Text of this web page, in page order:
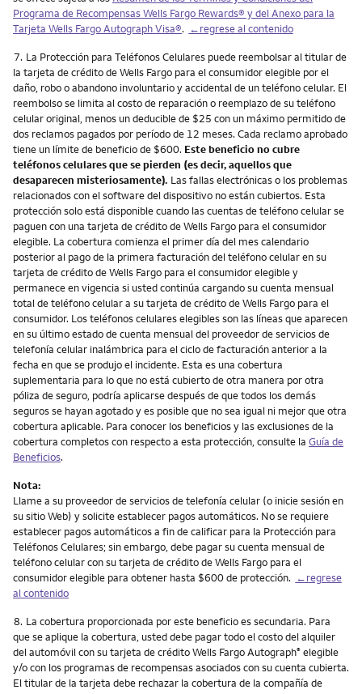
Programa de Recompensas Wells Fargo Rewards® y del Anexo para la
Tarjeta Wells Fargo Autograph Visa®. ←regrese al contenido
Nota
7. La Protección para Teléfonos Celulares puede reembolsar al titular de
la tarjeta de crédito de Wells Fargo para el consumidor elegible por el
daño, robo o abandono involuntario y accidental de un teléfono celular. El
reembolso se limita al costo de reparación o reemplazo de su teléfono
celular original, menos un deducible de $25 con un máximo permitido de
dos reclamos pagados por período de 12 meses. Cada reclamo aprobado
tiene un límite de beneficio de $600. Este beneficio no cubre
teléfonos celulares que se pierden (es decir, aquellos que
desaparecen misteriosamente). Las fallas electrónicas o los problemas
relacionados con el software del dispositivo no están cubiertos. Esta
protección solo está disponible cuando las cuentas de teléfono celular se
paguen con una tarjeta de crédito de Wells Fargo para el consumidor
elegible. La cobertura comienza el primer día del mes calendario
posterior al pago de la primera facturación del teléfono celular en su
tarjeta de crédito de Wells Fargo para el consumidor elegible y
permanece en vigencia si usted continúa cargando su cuenta mensual
total de teléfono celular a su tarjeta de crédito de Wells Fargo para el
consumidor. Los teléfonos celulares elegibles son las líneas que aparecen
en su último estado de cuenta mensual del proveedor de servicios de
telefonía celular inalámbrica para el ciclo de facturación anterior a la
fecha en que se produjo el incidente. Esta es una cobertura
suplementaria para lo que no está cubierto de otra manera por otra
póliza de seguro, podría aplicarse después de que todos los demás
seguros se hayan agotado y es posible que no sea igual ni mejor que otra
cobertura aplicable. Para conocer los beneficios y las exclusiones de la
cobertura completos con respecto a esta protección, consulte la Guía de
Beneficios.
Nota:
Llame a su proveedor de servicios de telefonía celular (o inicie sesión en
su sitio Web) y solicite establecer pagos automáticos. No se requiere
establecer pagos automáticos a fin de calificar para la Protección para
Teléfonos Celulares; sin embargo, debe pagar su cuenta mensual de
teléfono celular con su tarjeta de crédito de Wells Fargo para el
consumidor elegible para obtener hasta $600 de protección. ←regrese
al contenido
Nota
8. La cobertura proporcionada por este beneficio es secundaria. Para
que se aplique la cobertura, usted debe pagar todo el costo del alquiler
del automóvil con su tarjeta de crédito Wells Fargo Autograph® elegible
y/o con los programas de recompensas asociados con su cuenta cubierta.
El titular de la tarjeta debe rechazar la cobertura de la compañía de